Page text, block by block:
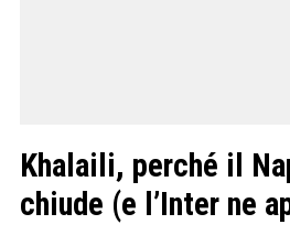
Khalaili, perché il
chiude (e l’Inter ne